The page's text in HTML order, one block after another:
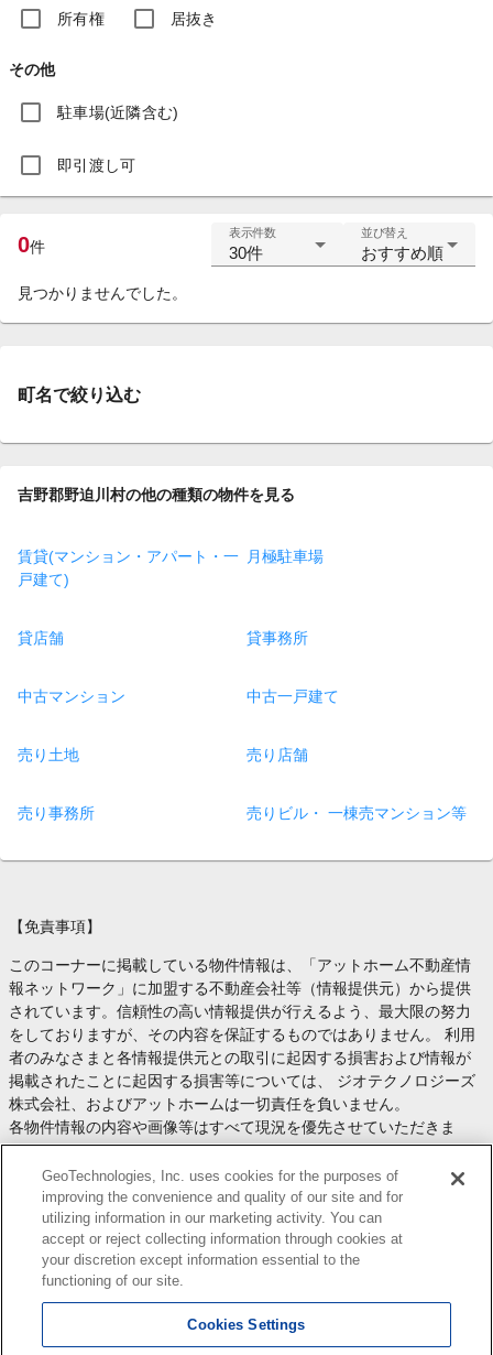
所有権 居抜き
その他
駐車場(近隣含む)
即引渡し可
0件
表示件数
30件
並び替え
おすすめ順
見つかりませんでした。
町名で絞り込む
吉野郡野迫川村の他の種類の物件を見る
賃貸(マンション・アパート・一
戸建て)
月極駐車場
貸店舗 貸事務所
中古マンション 中古一戸建て
売り土地 売り店舗
売り事務所 売りビル・ 一棟売マンション等
【免責事項】
このコーナーに掲載している物件情報は、「アットホーム不動産情
報ネットワーク」に加盟する不動産会社等（情報提供元）から提供
されています。信頼性の高い情報提供が行えるよう、最大限の努力
をしておりますが、その内容を保証するものではありません。 利用
者のみなさまと各情報提供元との取引に起因する損害および情報が
掲載されたことに起因する損害等については、 ジオテクノロジーズ
株式会社、およびアットホームは一切責任を負いません。
各物件情報の内容や画像等はすべて現況を優先させていただきま
す。
お取引等（お取引の準備、資金調達等を含みます）の際には、内容
や契約条件等について、 各情報提供元より十分な説明を受け、ご自
身でご確認の上、判断してください。
このコーナーへの物件情報のご掲載、その他不動産業務ソリューシ
ョン等についての不動産会社様のお問合せはこちら
します。
GeoTechnologies, Inc. uses cookies for the purposes of
improving the convenience and quality of our site and for
utilizing information in our marketing activity. You can
accept or reject collecting information through cookies at
your discretion except information essential to the
functioning of our site.
Cookies Settings